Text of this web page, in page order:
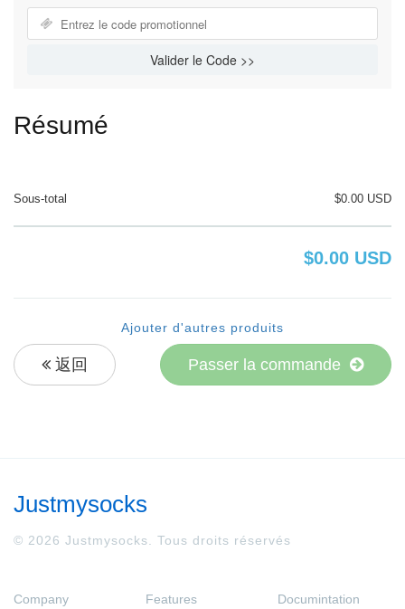
Valider le Code >>
Résumé
Sous-total $0.00 USD
$0.00 USD
返回
Ajouter d'autres produits
Passer la commande
Justmysocks
© 2026 Justmysocks. Tous droits réservés
Company Features Documintation